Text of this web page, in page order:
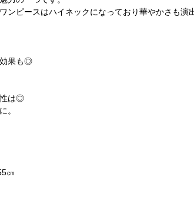
ピースはハイネックになっており華やかさも演
効果も◎
性は◎
。
㎝